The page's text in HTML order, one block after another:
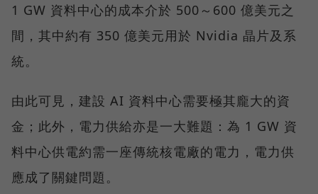
1 GW 資料中心的成本介於 500～600 億美元之
間，其中約有 350 億美元用於 Nvidia 晶片及系
統。
由此可見，建設 AI 資料中心需要極其龐大的資
金；此外，電力供給亦是一大難題：為 1 GW 資
料中心供電約需一座傳統核電廠的電力，電力供
應成了關鍵問題。